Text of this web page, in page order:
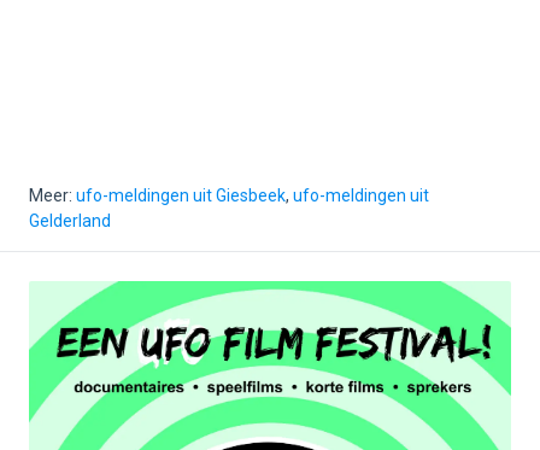
Meer: ufo-meldingen uit Giesbeek, ufo-meldingen uit
Gelderland